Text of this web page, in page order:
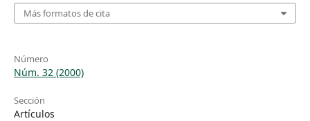
Más formatos de cita
Número
Núm. 32 (2000)
Sección
Artículos